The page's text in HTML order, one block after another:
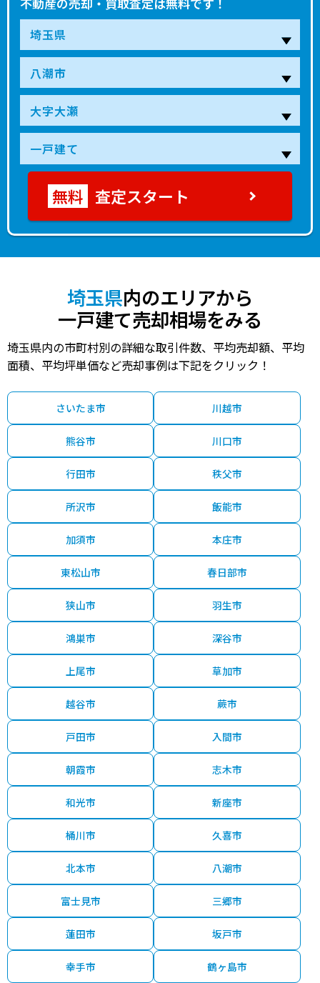
3,500万円 八潮 30分 2 年 120.00㎡ 100.00㎡ 2024年第1四半
2,300万円 八潮 15分 58 年 330.00㎡ 75.00㎡ 2023年第4四半
1,000万円 八潮 13分 31 年 65.00㎡ 85.00㎡ 2023年第4四半
3,300万円 八潮 15分 3 年 90.00㎡ 110.00㎡ 2023年第3四半
6,000万円 八潮 11分 3 年 130.00㎡ 95.00㎡ 2023年第１四
万円 八潮 19分 3 年 130.00㎡
3,700 八潮 19分 3 年 125.00㎡ 105.00㎡ 2023年第１四
万円 八潮 11分 3 年 110.00㎡ 100.00㎡ 2022年第４四
4,400万円 八潮 13分 5 年 105.00㎡ 100.00㎡ 2022年第１四
4,500万円 八潮 13分 5 年 155.00㎡ 105.00㎡ 2021年第３四
5,600万円 八潮 15分 9 年 155.00㎡ 100.00㎡ 2021年第２四
2,500 6 年 2021年第１四
八潮 90.00㎡
八潮 100.00㎡
万円 八潮 80.00㎡
八潮 90.00㎡
3,300万円 6 年 2020年第３四
査定スタート
埼玉県内のエリアから
一戸建て売却相場をみる
埼玉県内の市町村別の詳細な取引件数、平均売却額、平均
面積、平均坪単価など売却事例は下記をクリック！
さいたま市 川越市
熊谷市 川口市
行田市 秩父市
所沢市 飯能市
加須市 本庄市
東松山市 春日部市
狭山市 羽生市
鴻巣市 深谷市
上尾市 草加市
越谷市 蕨市
戸田市 入間市
朝霞市 志木市
和光市 新座市
桶川市 久喜市
北本市 八潮市
富士見市 三郷市
蓮田市 坂戸市
幸手市 鶴ヶ島市